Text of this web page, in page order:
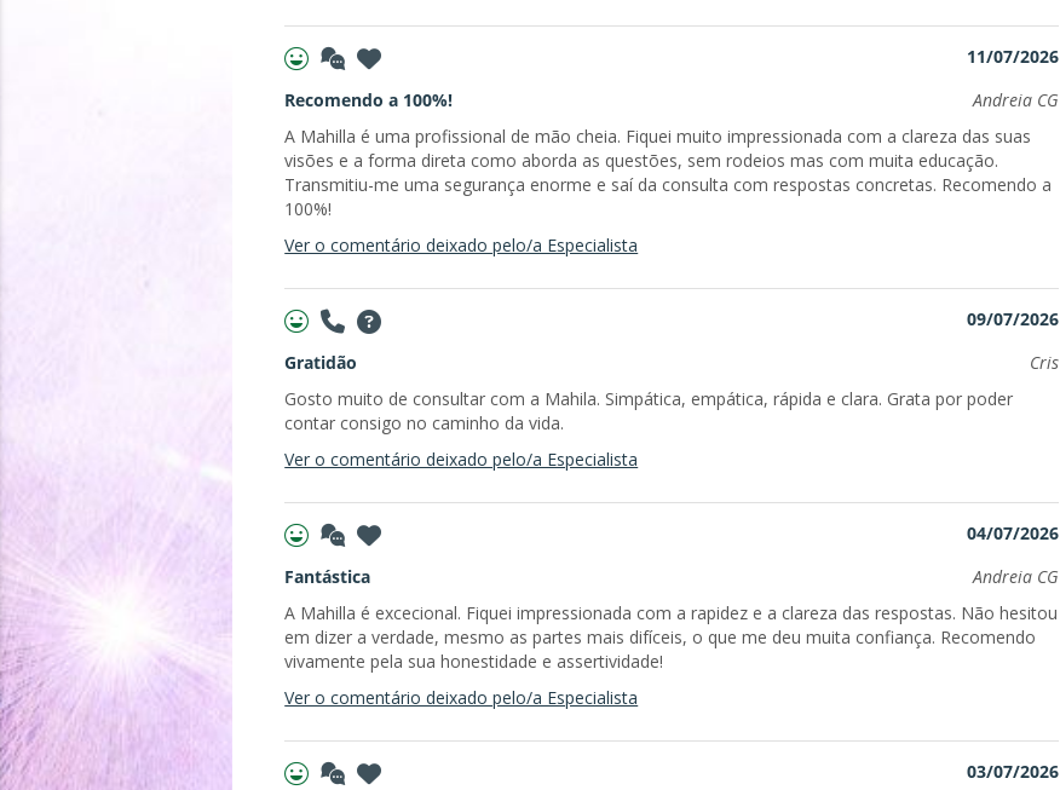
11/07/2026
Recomendo a 100%!
Andreia CG
A Mahilla é uma profissional de mão cheia. Fiquei muito impressionada com a clareza das suas
visões e a forma direta como aborda as questões, sem rodeios mas com muita educação.
Transmitiu-me uma segurança enorme e saí da consulta com respostas concretas. Recomendo a
100%!
Ver o comentário deixado pelo/a Especialista
09/07/2026
Gratidão
Cris
Gosto muito de consultar com a Mahila. Simpática, empática, rápida e clara. Grata por poder
contar consigo no caminho da vida.
Ver o comentário deixado pelo/a Especialista
04/07/2026
Fantástica
Andreia CG
A Mahilla é excecional. Fiquei impressionada com a rapidez e a clareza das respostas. Não hesitou
em dizer a verdade, mesmo as partes mais difíceis, o que me deu muita confiança. Recomendo
vivamente pela sua honestidade e assertividade!
Ver o comentário deixado pelo/a Especialista
03/07/2026